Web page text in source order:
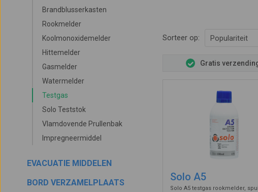
Brandblusserkasten
Rookmelder
Koolmonoxidemelder
Hittemelder
Gasmelder
Watermelder
Testgas
Solo Teststok
Vlamdovende Prullenbak
Impregneermiddel
EVACUATIE MIDDELEN
BORD VERZAMELPLAATS
Sorteer op: Populariteit
Gratis
Solo A5
Solo A5 testgas rookmelder,